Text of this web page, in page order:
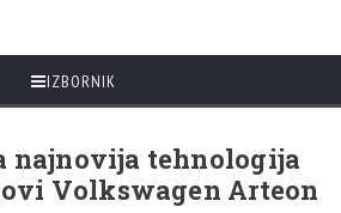
IZBORNIK
najnovija tehnologija
Volkswagen Arteon